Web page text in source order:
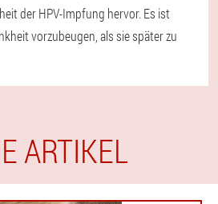
der HPV-Impfung hervor. Es ist
vorzubeugen, als sie später zu
ARTIKEL